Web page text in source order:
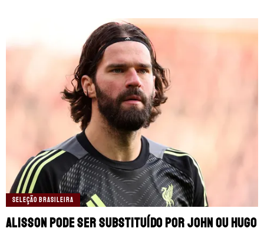
SELEÇÃO BRASILEIRA
Alisson pode ser substituído por John ou Hugo